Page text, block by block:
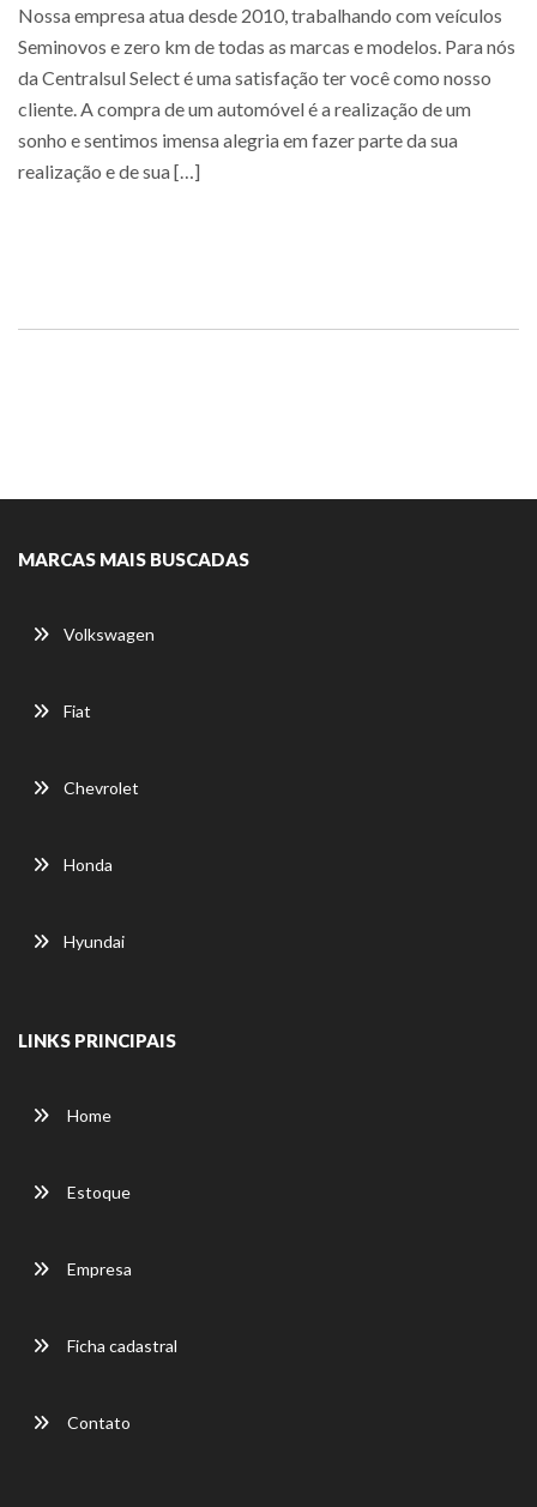
Nossa empresa atua desde 2010, trabalhando com veículos
Seminovos e zero km de todas as marcas e modelos. Para nós
da Centralsul Select é uma satisfação ter você como nosso
cliente. A compra de um automóvel é a realização de um
sonho e sentimos imensa alegria em fazer parte da sua
realização e de sua […]
MARCAS MAIS BUSCADAS
Volkswagen
Fiat
Chevrolet
Honda
Hyundai
LINKS PRINCIPAIS
Home
Estoque
Empresa
Ficha cadastral
Contato